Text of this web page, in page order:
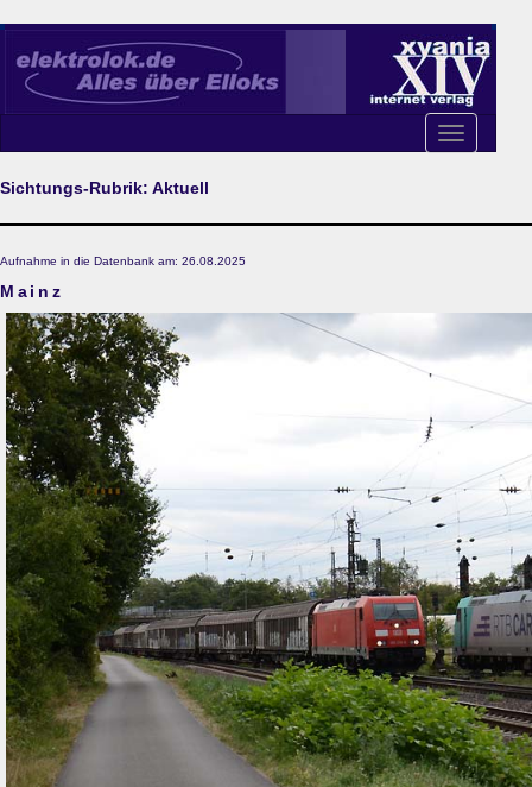
Toggle
navigation
Sichtungs-Rubrik: Aktuell
Aufnahme in die Datenbank am: 26.08.2025
Mainz